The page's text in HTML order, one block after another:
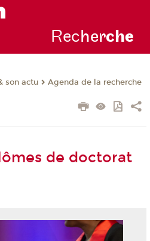
Recherche
son actu
Agenda de la recherche
de doctorat